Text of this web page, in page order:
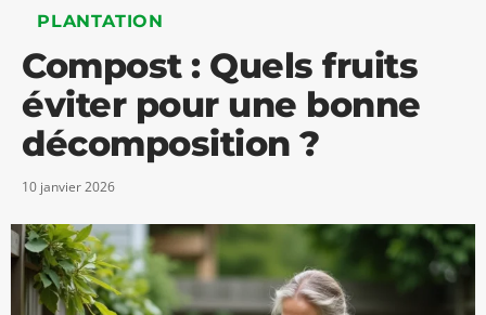
PLANTATION
Compost : Quels fruits
éviter pour une bonne
décomposition ?
10 janvier 2026